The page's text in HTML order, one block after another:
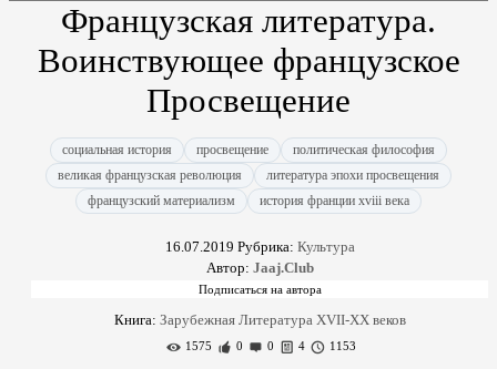
Французская литература.
Воинствующее французское
Просвещение
социальная история просвещение
политическая философия
великая французская революция
литература эпохи просвещения
французский материализм
история франции xviii века
16.07.2019 Рубрика: Культура
Автор: Jaaj.Club
Книга: Зарубежная Литература XVII-XX веков
1575 0 0 4 1153